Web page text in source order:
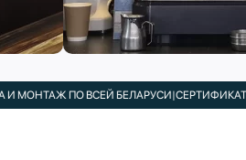
ПО ВСЕЙ БЕЛАРУСИ|СЕРТИФИКАТЫ